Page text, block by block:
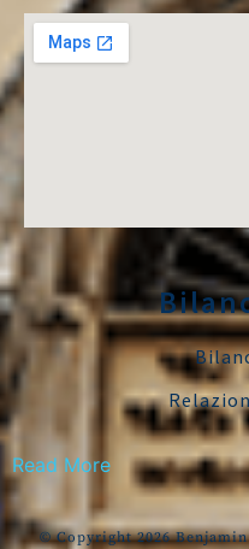
Read More
© Copyright 2026